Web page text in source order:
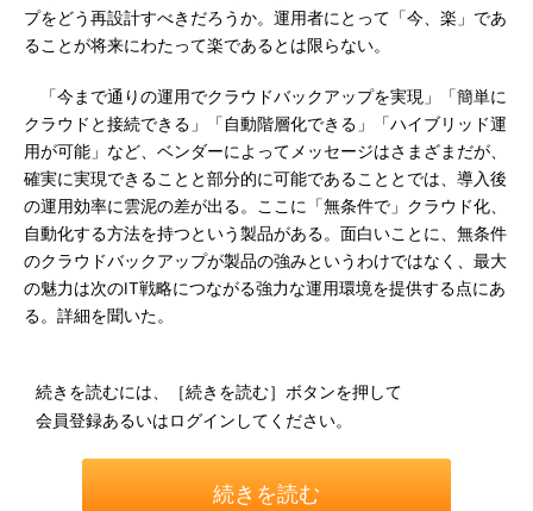
プをどう再設計すべきだろうか。運用者にとって「今、楽」であ
ることが将来にわたって楽であるとは限らない。
「今まで通りの運用でクラウドバックアップを実現」「簡単に
クラウドと接続できる」「自動階層化できる」「ハイブリッド運
用が可能」など、ベンダーによってメッセージはさまざまだが、
確実に実現できることと部分的に可能であることとでは、導入後
の運用効率に雲泥の差が出る。ここに「無条件で」クラウド化、
自動化する方法を持つという製品がある。面白いことに、無条件
のクラウドバックアップが製品の強みというわけではなく、最大
の魅力は次のIT戦略につながる強力な運用環境を提供する点にあ
る。詳細を聞いた。
続きを読むには、［続きを読む］ボタンを押して
会員登録あるいはログインしてください。
続きを読む